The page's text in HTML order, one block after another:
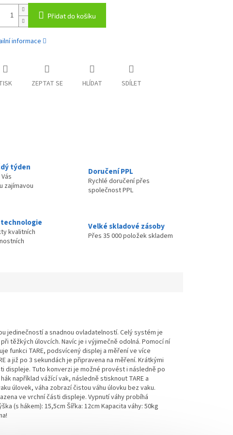
Přidat do košíku
informace
ZEPTAT SE HLÍDAT SDÍLET
týden
zajímavou
Doručení PPL
Rychlé doručení přes
společnost PPL
kvalitních
Velké skladové zásoby
Přes 35 000 položek skladem
jedinečností a snadnou ovladatelností. Celý systém je
těžkých úlovcích. Navíc je i výjimečně odolná. Pomocí ní
funkci TARE, podsvícený displej a měření ve více
a již po 3 sekundách je připravena na měření. Krátkými
displeje. Tuto konverzi je možné provést i následně po
například vážící vak, následně stisknout TARE a
úlovek, váha zobrazí čistou váhu úlovku bez vaku.
ve vrchní části displeje. Vypnutí váhy probíhá
(s hákem): 15,5cm Šířka: 12cm Kapacita váhy: 50kg